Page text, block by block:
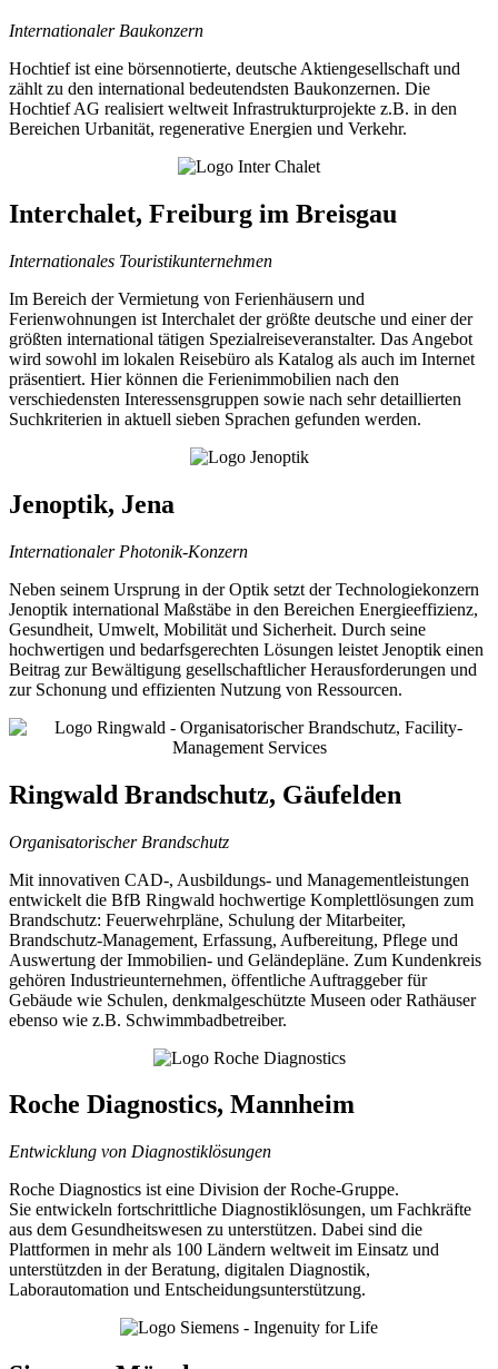
Internationaler Baukonzern
Hochtief ist eine börsennotierte, deutsche Aktiengesellschaft und
zählt zu den international bedeutendsten Baukonzernen. Die
Hochtief AG realisiert weltweit Infrastrukturprojekte z.B. in den
Bereichen Urbanität, regenerative Energien und Verkehr.
Interchalet, Freiburg im Breisgau
Internationales Touristikunternehmen
Im Bereich der Vermietung von Ferienhäusern und
Ferienwohnungen ist Interchalet der größte deutsche und einer der
größten international tätigen Spezialreiseveranstalter. Das Angebot
wird sowohl im lokalen Reisebüro als Katalog als auch im Internet
präsentiert. Hier können die Ferienimmobilien nach den
verschiedensten Interessensgruppen sowie nach sehr detaillierten
Suchkriterien in aktuell sieben Sprachen gefunden werden.
Jenoptik, Jena
Internationaler Photonik-Konzern
Neben seinem Ursprung in der Optik setzt der Technologiekonzern
Jenoptik international Maßstäbe in den Bereichen Energieeffizienz,
Gesundheit, Umwelt, Mobilität und Sicherheit. Durch seine
hochwertigen und bedarfsgerechten Lösungen leistet Jenoptik einen
Beitrag zur Bewältigung gesellschaftlicher Herausforderungen und
zur Schonung und effizienten Nutzung von Ressourcen.
Ringwald Brandschutz, Gäufelden
Organisatorischer Brandschutz
Mit innovativen CAD-, Ausbildungs- und Managementleistungen
entwickelt die BfB Ringwald hochwertige Komplettlösungen zum
Brandschutz: Feuerwehrpläne, Schulung der Mitarbeiter,
Brandschutz-Management, Erfassung, Aufbereitung, Pflege und
Auswertung der Immobilien- und Geländepläne. Zum Kundenkreis
gehören Industrieunternehmen, öffentliche Auftraggeber für
Gebäude wie Schulen, denkmalgeschützte Museen oder Rathäuser
ebenso wie z.B. Schwimmbadbetreiber.
Roche Diagnostics, Mannheim
Entwicklung von Diagnostiklösungen
Roche Diagnostics ist eine Division der Roche-Gruppe.
Sie entwickeln fortschrittliche Diagnostiklösungen, um Fachkräfte
aus dem Gesundheitswesen zu unterstützen. Dabei sind die
Plattformen in mehr als 100 Ländern weltweit im Einsatz und
unterstützden in der Beratung, digitalen Diagnostik,
Laborautomation und Entscheidungsunterstützung.